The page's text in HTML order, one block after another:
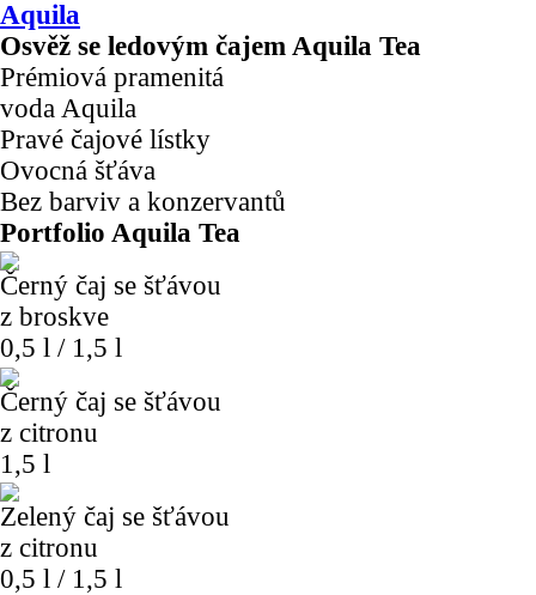
Aquila
Osvěž se ledovým čajem Aquila Tea
Prémiová pramenitá
voda Aquila
Pravé čajové lístky
Ovocná šťáva
Bez barviv a konzervantů
Portfolio Aquila Tea
Černý čaj se šťávou
z broskve
0,5 l / 1,5 l
Černý čaj se šťávou
z citronu
1,5 l
Zelený čaj se šťávou
z citronu
0,5 l / 1,5 l